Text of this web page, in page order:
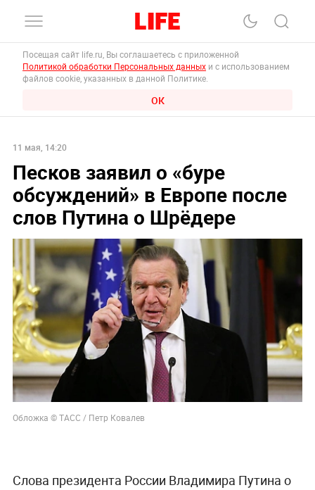
Посещая сайт life.ru, Вы соглашаетесь с приложенной
Политикой обработки Персональных данных и с использованием
файлов cookie, указанных в данной Политике.
ОК
11 мая, 14:20
Песков заявил о «буре
обсуждений» в Европе после
слов Путина о Шрёдере
Обложка © ТАСС / Петр Ковалев
Слова президента России Владимира Путина о